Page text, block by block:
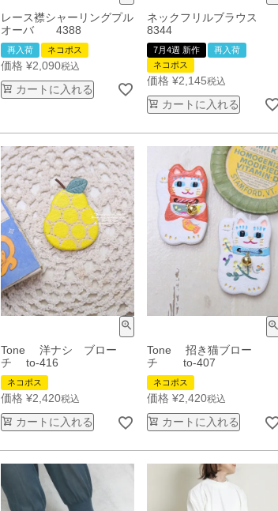
レース襟シャーリングプル
オーバ 4388
再入荷 ネコポス
価格 ¥2,090税込
カートに入れる
ネックフリルブラウス
8344
7月4週 新作
再入荷
ネコポス
価格 ¥2,145税込
カートに入れる
Tone 洋ナシ ブロー
チ to-416
ネコポス
価格 ¥2,420税込
カートに入れる
Tone 招き猫ブロー
チ to-407
ネコポス
価格 ¥2,420税込
カートに入れる